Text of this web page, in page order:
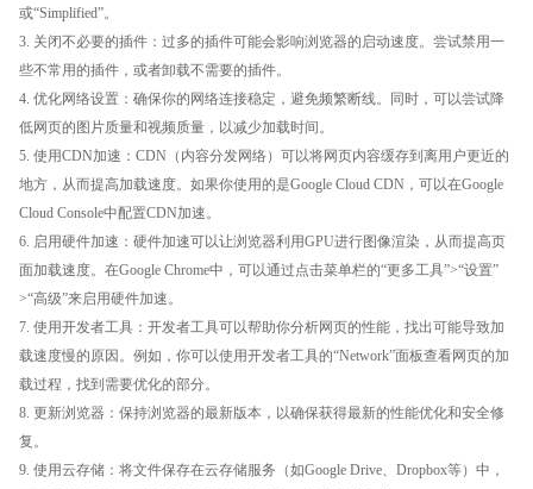
或“Simplified”。
3. 关闭不必要的插件：过多的插件可能会影响浏览器的启动速度。尝试禁用一
些不常用的插件，或者卸载不需要的插件。
4. 优化网络设置：确保你的网络连接稳定，避免频繁断线。同时，可以尝试降
低网页的图片质量和视频质量，以减少加载时间。
5. 使用CDN加速：CDN（内容分发网络）可以将网页内容缓存到离用户更近的
地方，从而提高加载速度。如果你使用的是Google Cloud CDN，可以在Google
Cloud Console中配置CDN加速。
6. 启用硬件加速：硬件加速可以让浏览器利用GPU进行图像渲染，从而提高页
面加载速度。在Google Chrome中，可以通过点击菜单栏的“更多工具”>“设置”
>“高级”来启用硬件加速。
7. 使用开发者工具：开发者工具可以帮助你分析网页的性能，找出可能导致加
载速度慢的原因。例如，你可以使用开发者工具的“Network”面板查看网页的加
载过程，找到需要优化的部分。
8. 更新浏览器：保持浏览器的最新版本，以确保获得最新的性能优化和安全修
复。
9. 使用云存储：将文件保存在云存储服务（如Google Drive、Dropbox等）中，